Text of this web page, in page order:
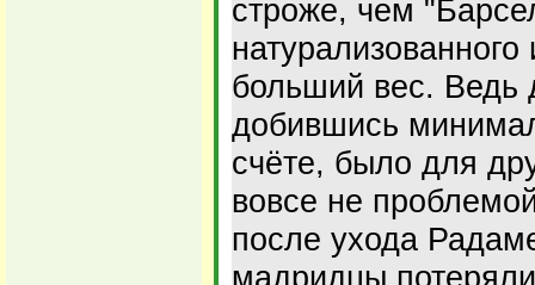
строже, чем
больший вес. Ведь
добившись
счёте, было для
вовсе не
после ухода
мадридцы